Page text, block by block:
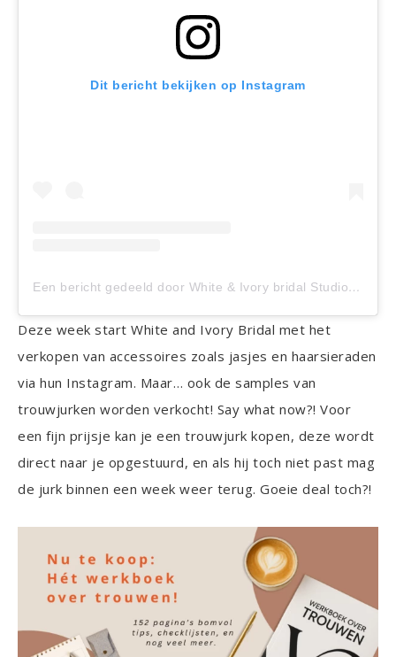
Dit bericht bekijken op Instagram
Een bericht gedeeld door White & Ivory bridal Studio (@whiteandivorybridal)
Deze week start White and Ivory Bridal met het
verkopen van accessoires zoals jasjes en haarsieraden
via hun Instagram. Maar… ook de samples van
trouwjurken worden verkocht! Say what now?! Voor
een fijn prijsje kan je een trouwjurk kopen, deze wordt
direct naar je opgestuurd, en als hij toch niet past mag
de jurk binnen een week weer terug. Goeie deal toch?!